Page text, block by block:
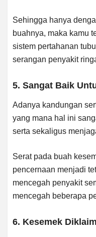
Sehingga hanya
buahnya, maka kamu
sistem pertahanan
serangan penyakit
5. Sangat Baik
Adanya kandungan
yang mana hal ini
serta sekaligus
Serat pada buah
pencernaan menjadi
mencegah penyakit
mencegah beberapa
6. Kesemek